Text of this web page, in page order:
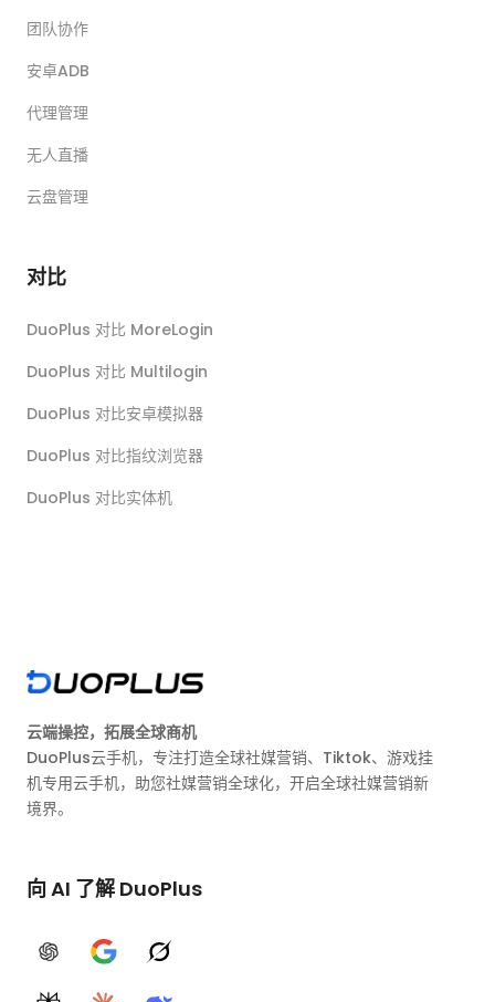
团队协作
安卓ADB
代理管理
无人直播
云盘管理
对比
DuoPlus 对比 MoreLogin
DuoPlus 对比 Multilogin
DuoPlus 对比安卓模拟器
DuoPlus 对比指纹浏览器
DuoPlus 对比实体机
云端操控，拓展全球商机
DuoPlus云手机，专注打造全球社媒营销、Tiktok、游戏挂
机专用云手机，助您社媒营销全球化，开启全球社媒营销新
境界。
向 AI 了解 DuoPlus
ChatGPTGoogle AIGrok